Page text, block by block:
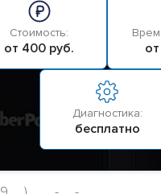
Стоимость:
от 400 руб.
Диагностика:
бесплатно